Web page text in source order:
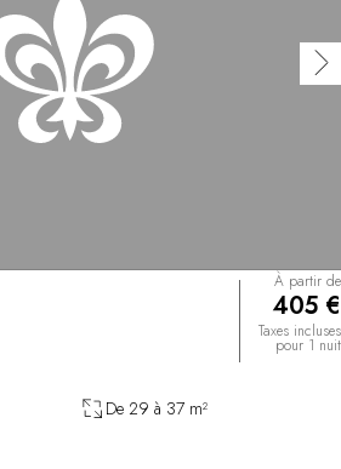
À partir de
405 €
Taxes incluses
pour 1 nuit
De 29 à 37 m²